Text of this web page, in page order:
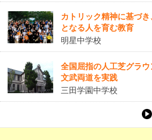
カトリック精神に基づ
となる人を育む教育
明星中学校
全国屈指の人工芝グラウ
文武両道を実践
三田学園中学校